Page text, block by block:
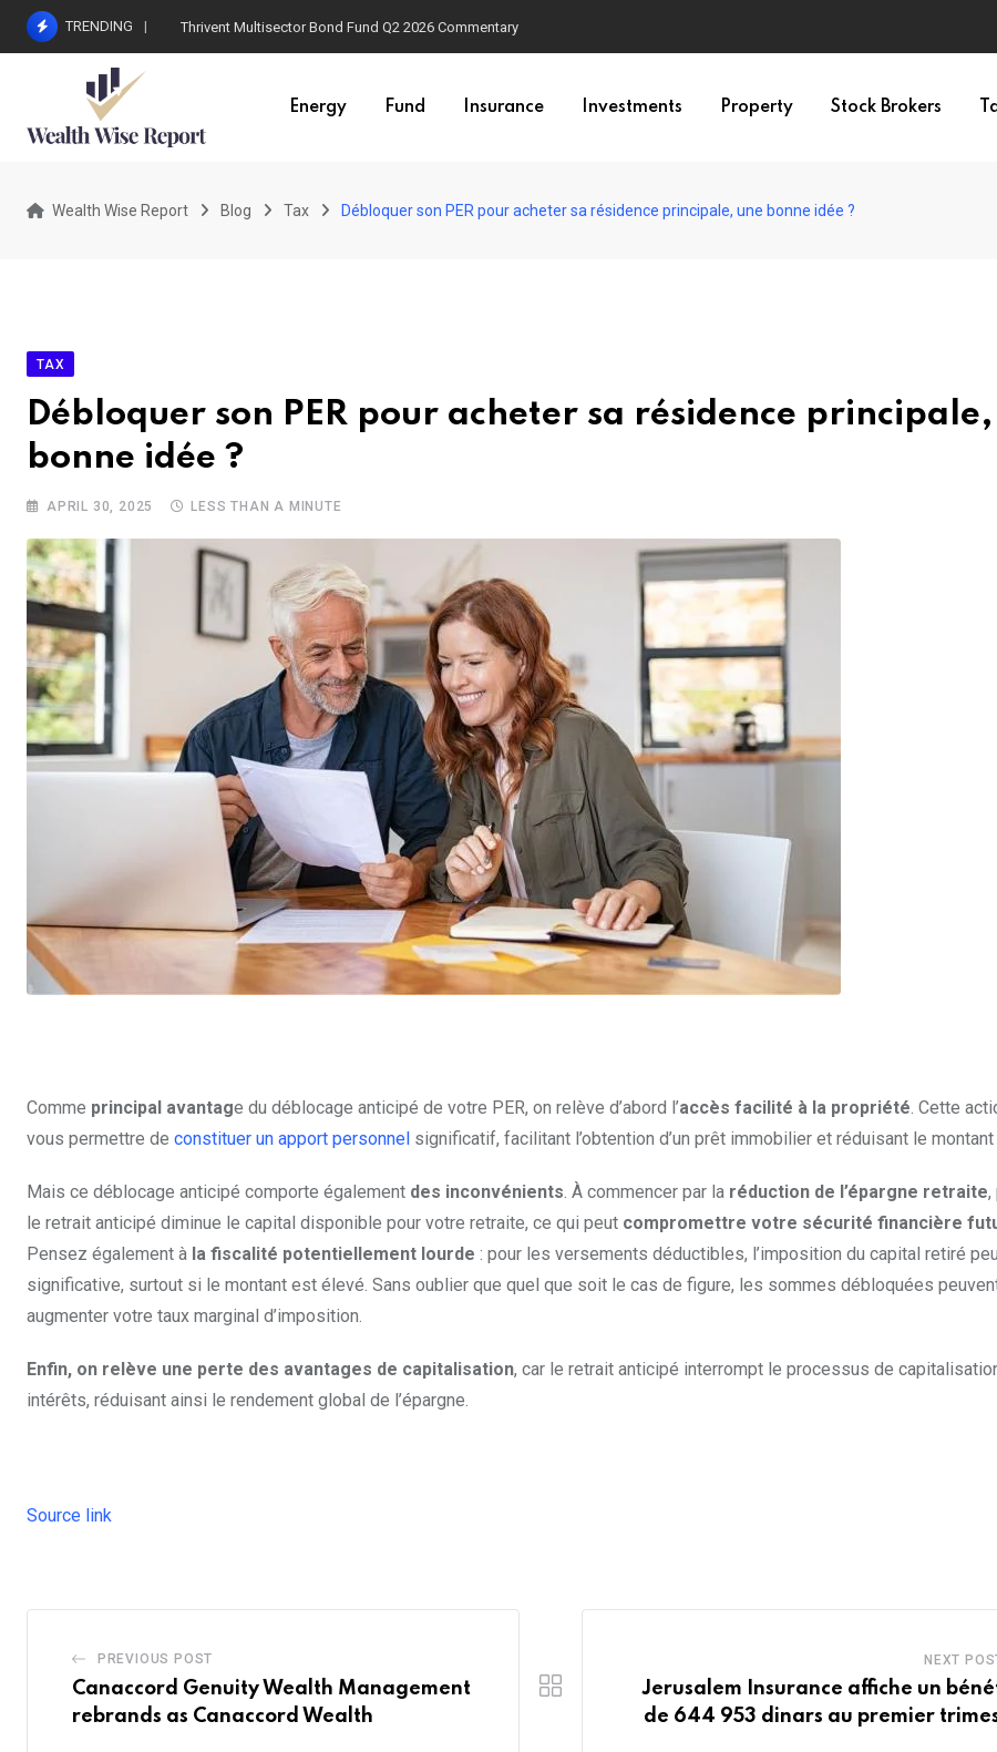
Skip
TRENDING Thrivent Multisector Bond Fund Q2 2026 Commentary
Energy Fund Insurance Investments Property Stock Brokers
Wealth Wise Report Blog Tax Débloquer son PER pour acheter sa résidence principale, une bonne idée ?
TAX
Débloquer son PER pour acheter sa résidence
bonne idée ?
APRIL 30, 2025 LESS THAN A MINUTE
Comme principal avantage du déblocage anticipé de votre PER, on relève d’abord l’accès facilité à la propriété. Cette
vous permettre de constituer un apport personnel significatif, facilitant l’obtention d’un prêt immobilier et réduisant le montant
Mais ce déblocage anticipé comporte également des inconvénients. À commencer par la réduction de l’épargne retraite,
le retrait anticipé diminue le capital disponible pour votre retraite, ce qui peut compromettre votre sécurité financière
Pensez également à la fiscalité potentiellement lourde : pour les versements déductibles, l’imposition du capital retiré
significative, surtout si le montant est élevé. Sans oublier que quel que soit le cas de figure, les sommes débloquées
augmenter votre taux marginal d’imposition.​
Enfin, on relève une perte des avantages de capitalisation, car le retrait anticipé interrompt le processus de
intérêts, réduisant ainsi le rendement global de l’épargne.​
Source link
PREVIOUS POST
Canaccord Genuity Wealth Management
rebrands as Canaccord Wealth
NEXT
Jerusalem Insurance affiche un
de 644 953 dinars au premier